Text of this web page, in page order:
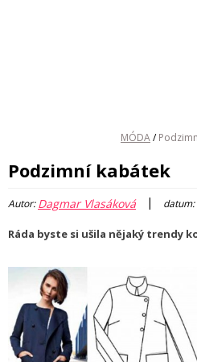
MÓDA/
Podzimní kabátek
Autor:Dagmar Vlasáková |
Ráda byste si ušila nějaký trendy